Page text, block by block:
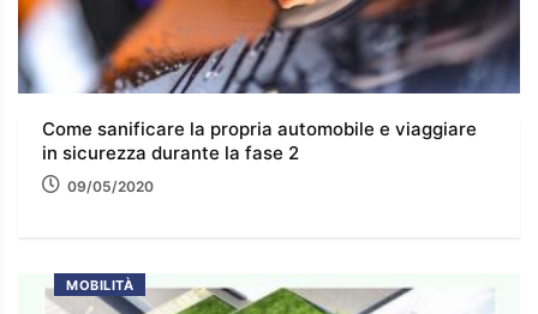
Come sanificare la propria automobile e viaggiare
in sicurezza durante la fase 2
09/05/2020
MOBILITÀ